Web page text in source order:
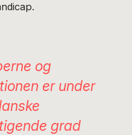
og
er under
grad